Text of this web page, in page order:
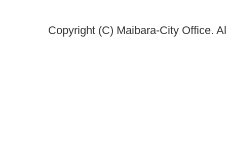
Copyright (C) Maibara-City Office.